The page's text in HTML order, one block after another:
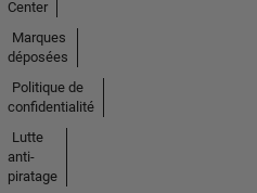
Center
Marques
déposées
Politique de
confidentialité
Lutte
anti-
piratage